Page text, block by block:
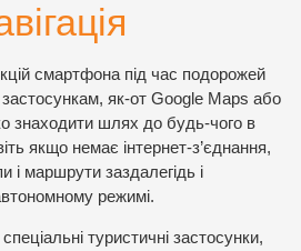
смартфона під час подорожей
застосункам, як-от Google Maps або
знаходити шлях до будь-чого в
якщо немає інтернет-з’єднання,
і маршрути заздалегідь і
режимі.
туристичні застосунки,